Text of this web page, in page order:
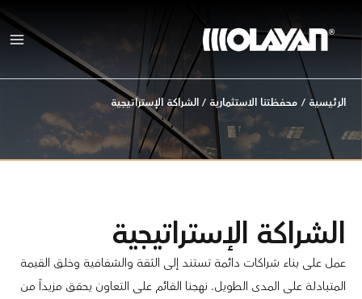
المحتوى
الرئيسية / محفظتنا الاستثمارية / الشراكة الإستراتيجية
الشراكة الإستراتيجية
عمل على بناء شراكات دائمة تستند إلى الثقة والشفافية وخلق القيمة
المتبادلة على المدى الطويل. نهجنا القائم على التعاون يحقق مزيداً من